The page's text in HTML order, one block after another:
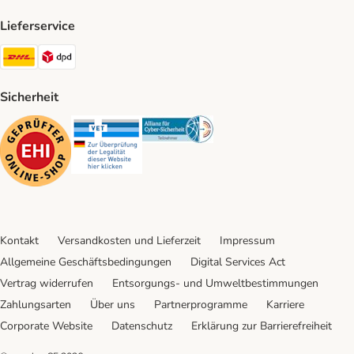
Lieferservice
DHL Shipping Method
Sicherheit
Security Security Security
Kontakt Versandkosten und Lieferzeit
Impressum
Allgemeine Geschäftsbedingungen
Digital Services Act
Vertrag widerrufen
Entsorgungs- und Umweltbestimmungen
Zahlungsarten
Über uns Partnerprogramme
Karriere
Corporate Website
Datenschutz Erklärung zur Barrierefreiheit